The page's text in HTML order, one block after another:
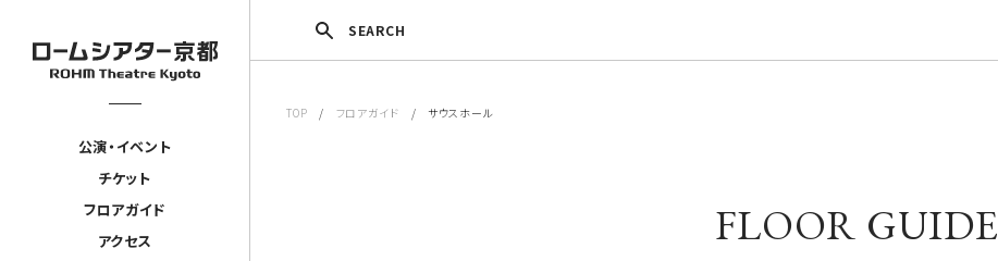
公演・イベント
チケット
フロアガイド
アクセス
SEARCH
TOP / フロアガイド / サウスホール
FLOOR GUIDE